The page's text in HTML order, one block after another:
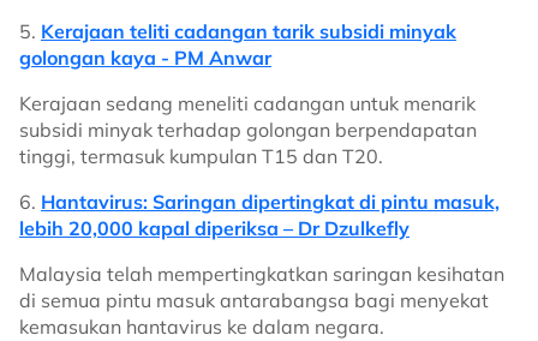
5. Kerajaan teliti cadangan tarik subsidi minyak
golongan kaya - PM Anwar
Kerajaan sedang meneliti cadangan untuk menarik
subsidi minyak terhadap golongan berpendapatan
tinggi, termasuk kumpulan T15 dan T20.
6. Hantavirus: Saringan dipertingkat di pintu masuk,
lebih 20,000 kapal diperiksa – Dr Dzulkefly
Malaysia telah mempertingkatkan saringan kesihatan
di semua pintu masuk antarabangsa bagi menyekat
kemasukan hantavirus ke dalam negara.